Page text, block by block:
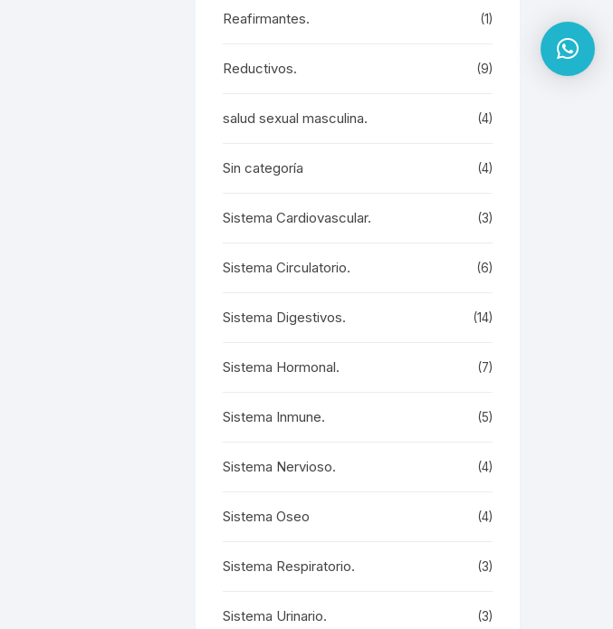
Reafirmantes. (1)
Reductivos. (9)
salud sexual masculina. (4)
Sin categoría (4)
Sistema Cardiovascular. (3)
Sistema Circulatorio. (6)
Sistema Digestivos. (14)
Sistema Hormonal. (7)
Sistema Inmune. (5)
Sistema Nervioso. (4)
Sistema Oseo (4)
Sistema Respiratorio. (3)
Sistema Urinario. (3)